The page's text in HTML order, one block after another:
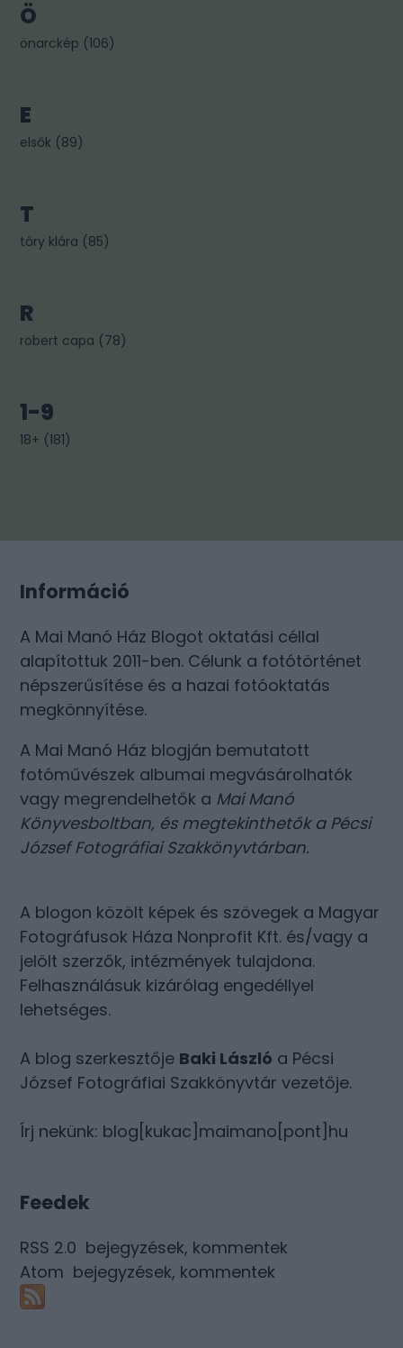
Ö
önarckép (106)
E
elsők (89)
T
tőry klára (85)
R
robert capa (78)
1-9
18+ (181)
Információ
A Mai Manó Ház Blogot oktatási céllal
alapítottuk 2011-ben. Célunk a fotótörténet
népszerűsítése és a hazai fotóoktatás
megkönnyítése.
A Mai Manó Ház blogján bemutatott
fotóművészek albumai megvásárolhatók
vagy megrendelhetők a Mai Manó
Könyvesboltban, és megtekinthetők a Pécsi
József Fotográfiai Szakkönyvtárban.
A blogon közölt képek és szövegek a Magyar
Fotográfusok Háza Nonprofit Kft. és/vagy a
jelölt szerzők, intézmények tulajdona.
Felhasználásuk kizárólag engedéllyel
lehetséges.
A blog szerkesztője Baki László a Pécsi
József Fotográfiai Szakkönyvtár vezetője.
Írj nekünk: blog[kukac]maimano[pont]hu
Feedek
RSS 2.0 bejegyzések, kommentek
Atom bejegyzések, kommentek